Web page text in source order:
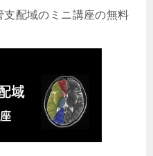
配域のミニ講座の無料